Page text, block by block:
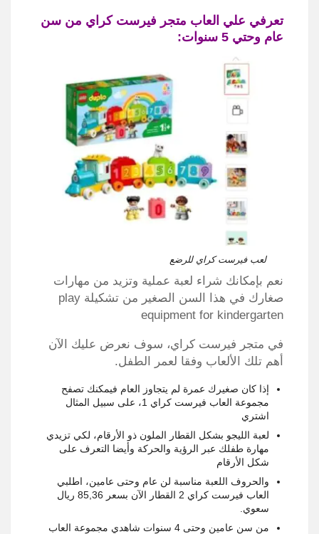
تعرفي علي العاب متجر فيرست كراي من سن
عام وحتي 5 سنوات:
لعب فيرست كراي للرضع
نعم بإمكانك شراء لعبة عملية وتزيد من مهارات
صغارك في هذا السن الصغير من تشكيلة play
equipment for kindergarten
في متجر فيرست كراي، سوف نعرض عليك الآن
أهم تلك الألعاب وفقا لعمر الطفل.
إذا كان صغيرك عمرة لم يتجاوز العام فيمكنك تصفح
مجموعة العاب فيرست كراي 1، على سبيل المثال
اشتري
لعبة الليجو بشكل القطار الملون ذو الأرقام، لكي تزيدي
مهارة طفلك عبر الرؤية والحركة وأيضا التعرف على
شكل الأرقام
والحروف اللعبة مناسبة لن عام وحتى عامين، اطلبي
العاب فيرست كراي 2 القطار الآن بسعر 85,36 ريال
سعوي.
من سن عامين وحتى 4 سنوات شاهدي مجموعة العاب